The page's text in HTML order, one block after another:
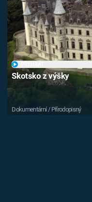
Skotsko z výšky
Dokumentární / Přírodopisný